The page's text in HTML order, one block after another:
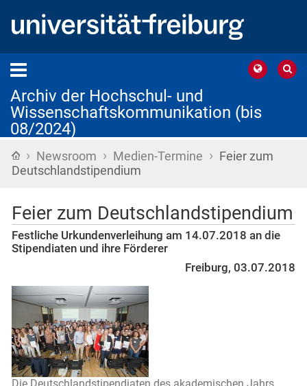
Archiv der Hochschul- und
Wissenschaftskommunikation (bis
08/2024)
Startseite
› Newsroom › Medien-Termine › Feier zum
Deutschlandstipendium
Feier zum Deutschlandstipendium
Festliche Urkundenverleihung am 14.07.2018 an die
Stipendiaten und ihre Förderer
Freiburg, 03.07.2018